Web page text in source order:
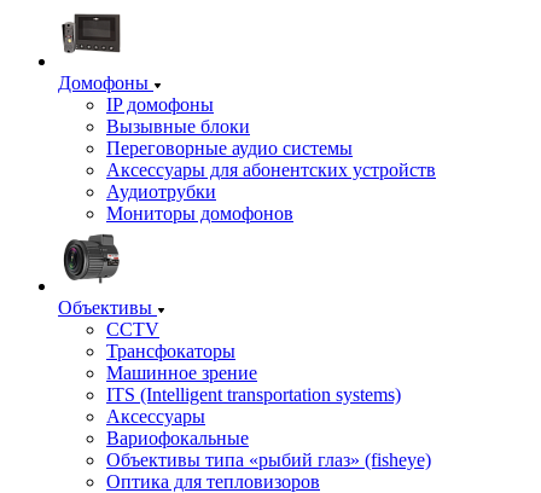
Домофоны
IP домофоны
Вызывные блоки
Переговорные аудио системы
Аксессуары для абонентских устройств
Аудиотрубки
Мониторы домофонов
Объективы
CCTV
Трансфокаторы
Машинное зрение
ITS (Intelligent transportation systems)
Аксессуары
Вариофокальные
Объективы типа «рыбий глаз» (fisheye)
Оптика для тепловизоров